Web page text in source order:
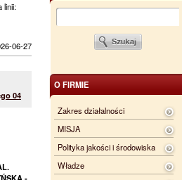
O FIRMIE
Zakres działalności
MISJA
Polityka jakości i środowiska
Władze
linii:
06-27
04